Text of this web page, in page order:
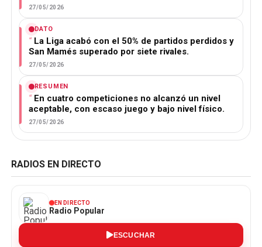
27/05/2026
DATO
La Liga acabó con el 50% de partidos perdidos y
San Mamés superado por siete rivales.
27/05/2026
RESUMEN
En cuatro competiciones no alcanzó un nivel
aceptable, con escaso juego y bajo nivel físico.
27/05/2026
RADIOS EN DIRECTO
EN DIRECTO
Radio Popular
ESCUCHAR